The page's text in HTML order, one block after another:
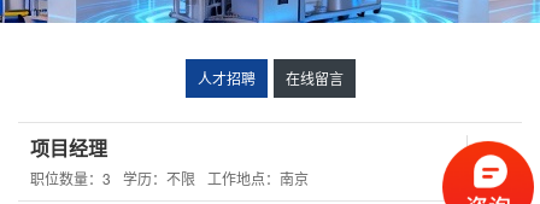
人才招聘 在线留言
项目经理
职位数量：3 学历：不限 工作地点：南京